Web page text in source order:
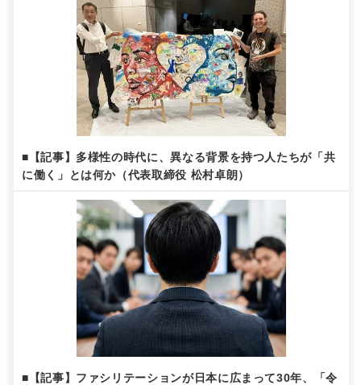
■【記事】多様性の時代に、異なる背景を持つ人たちが「共
に働く」とは何か（代表取締役 松村卓朗）
■【記事】ファシリテーションが日本に広まって30年、「令